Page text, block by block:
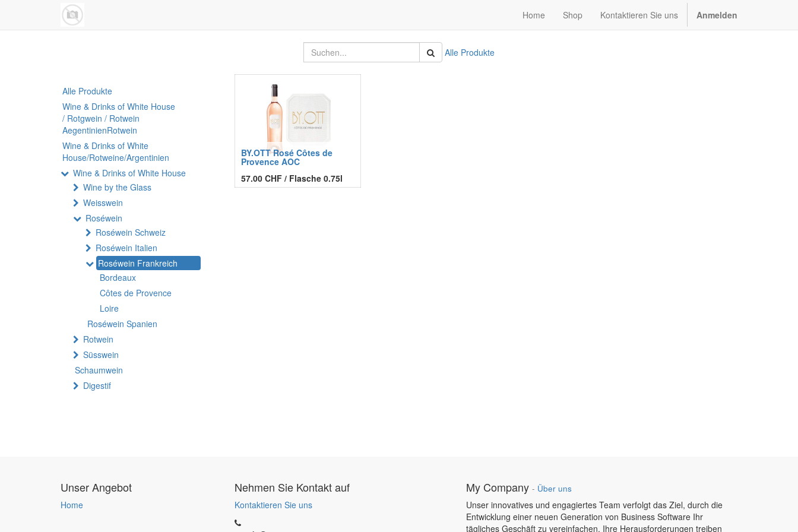
Home Shop Kontaktieren Sie uns Anmelden
Alle Produkte
Alle Produkte
Wine & Drinks of White House
/ Rotgwein / Rotwein
AegentinienRotwein
Wine & Drinks of White
House/Rotweine/Argentinien
Wine & Drinks of White House
Wine by the Glass
Weisswein
Roséwein
Roséwein Schweiz
Roséwein Italien
Roséwein Frankreich
Bordeaux
Côtes de Provence
Loire
Roséwein Spanien
Rotwein
Süsswein
Schaumwein
Digestif
BY.OTT Rosé Côtes de
Provence AOC
57.00CHF / Flasche 0.75l
Unser Angebot
Home
Nehmen Sie Kontakt auf
Kontaktieren Sie uns
My Company - Über uns
Unser innovatives und engagiertes Team verfolgt das Ziel, durch die
Entwicklung einer neuen Generation von Business Software Ihr
tägliches Geschäft zu vereinfachen. Ihre Herausforderungen treiben